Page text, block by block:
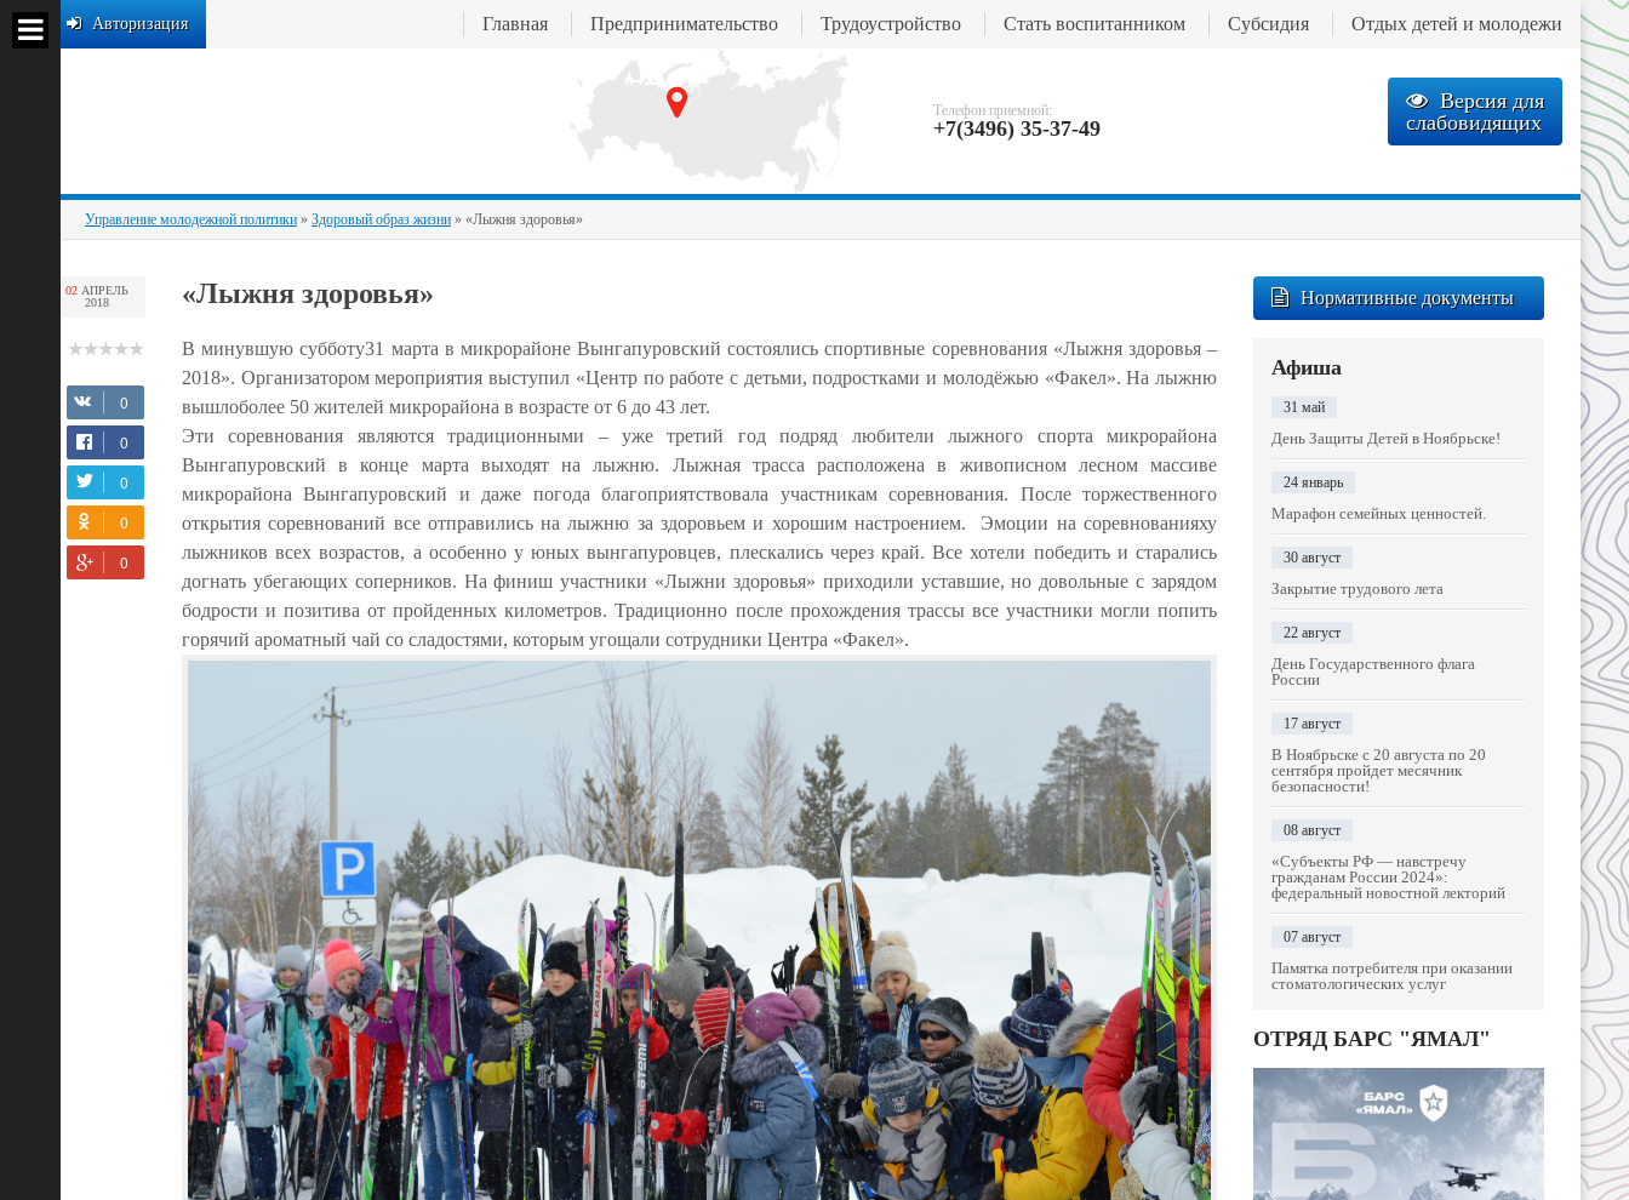
Телефон приемной:
+7(3496) 35-37-49
Версия для
слабовидящих
Авторизация Главная Предпринимательство Трудоустройство Стать воспитанником Субсидия Отдых детей и молодежи
Управление молодежной политики » Здоровый образ жизни » «Лыжня здоровья»
02 АПРЕЛЬ
2018
«Лыжня здоровья»
В минувшую субботу31 марта в микрорайоне Вынгапуровский состоялись спортивные соревнования «Лыжня здоровья –
2018». Организатором мероприятия выступил «Центр по работе с детьми, подростками и молодёжью «Факел». На лыжню
вышлоболее 50 жителей микрорайона в возрасте от 6 до 43 лет.
Эти соревнования являются традиционными – уже третий год подряд любители лыжного спорта микрорайона
Вынгапуровский в конце марта выходят на лыжню. Лыжная трасса расположена в живописном лесном массиве
микрорайона Вынгапуровский и даже погода благоприятствовала участникам соревнования. После торжественного
открытия соревнований все отправились на лыжню за здоровьем и хорошим настроением. Эмоции на соревнованияху
лыжников всех возрастов, а особенно у юных вынгапуровцев, плескались через край. Все хотели победить и старались
догнать убегающих соперников. На финиш участники «Лыжни здоровья» приходили уставшие, но довольные c зарядом
бодрости и позитива от пройденных километров. Традиционно после прохождения трассы все участники могли попить
горячий ароматный чай со сладостями, которым угощали сотрудники Центра «Факел».
Нормативные документы
Афиша
31 май
День Защиты Детей в Ноябрьске!
24 январь
Марафон семейных ценностей.
30 август
Закрытие трудового лета
22 август
День Государственного флага
России
17 август
В Ноябрьске с 20 августа по 20
сентября пройдет месячник
безопасности!
08 август
«Субъекты РФ — навстречу
гражданам России 2024»:
федеральный новостной лекторий
07 август
Памятка потребителя при оказании
стоматологических услуг
ОТРЯД БАРС "ЯМАЛ"